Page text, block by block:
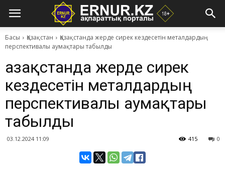
Басы Қазақстан
Қазақстанда жерде сирек кездесетін металдардың
перспективалы аумақтары табылды
Қазақстанда жерде сирек
кездесетін металдардың
перспективалы аумақтары
табылды
03.12.2024 11:09 0
415